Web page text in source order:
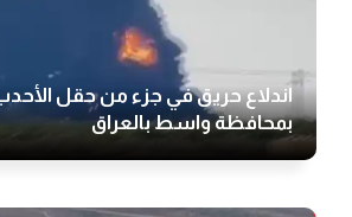
اندلاع حريق في جزء من حقل
بمحافظة واسط بالعراق